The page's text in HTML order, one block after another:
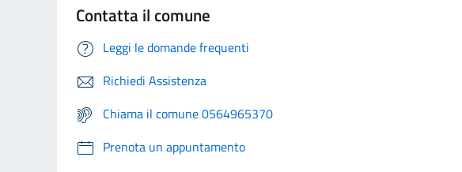
Contatta il comune
Leggi le domande frequenti
Richiedi Assistenza
Chiama il comune 0564965370
Prenota un appuntamento